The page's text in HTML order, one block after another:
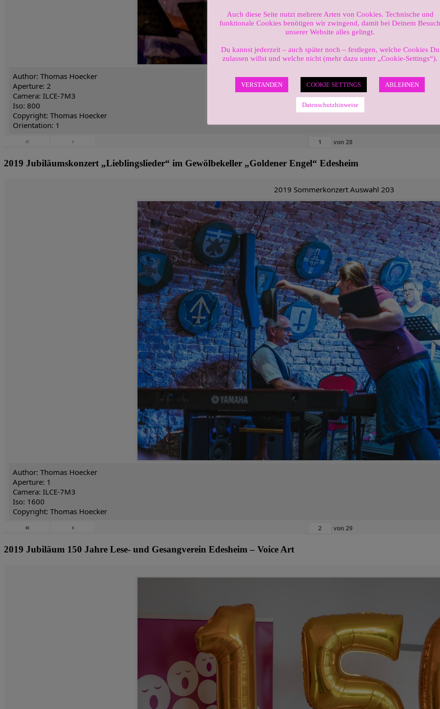
Author: Thomas Hoecker
Aperture: 2
Camera: ILCE-7M3
Iso: 800
Copyright: Thomas Hoecker
Orientation: 1
«
‹ von 28
2019 Jubiläumskonzert „Lieblingslieder“ im Gewölbekeller „Goldener Engel“ Edesheim
2019 Sommerkonzert Auswahl 203
Author: Thomas Hoecker
Aperture: 1
Camera: ILCE-7M3
Iso: 1600
Copyright: Thomas Hoecker
«
‹ von 29
2019 Jubiläum 150 Jahre Lese- und Gesangverein Edesheim – Voice Art
Auch diese Seite nutzt mehrere Arten von Cookies. Technische und
funktionale Cookies benötigen wir zwingend, damit bei Deinem Besuch
unserer Website alles gelingt.
Du kannst jederzeit – auch später noch – festlegen, welche Cookies Du
zulassen willst und welche nicht (mehr dazu unter „Cookie-Settings“).
VERSTANDEN COOKIE SETTINGS ABLEHNEN
Datenschutzhinweise